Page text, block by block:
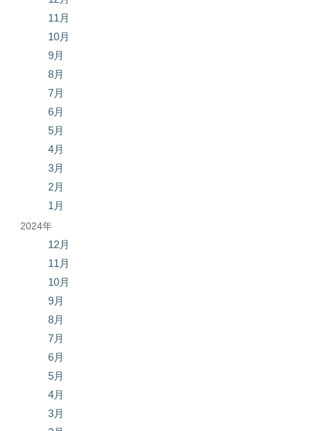
11月
10月
9月
8月
7月
6月
5月
4月
3月
2月
1月
2024年
12月
11月
10月
9月
8月
7月
6月
5月
4月
3月